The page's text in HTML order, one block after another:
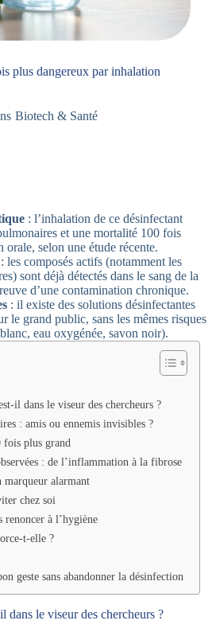
plus dangereux par inhalation
Biotech & Santé
: l’inhalation de ce désinfectant
et une mortalité 100 fois
orale, selon une étude récente.
: les composés actifs (notamment les
sont déjà détectés dans le sang de la
d’une contamination chronique.
: il existe des solutions désinfectantes
le grand public, sans les mêmes risques
eau oxygénée, savon noir).
il dans le viseur des chercheurs ?
: amis ou ennemis invisibles ?
plus grand
: de l’inflammation à la fibrose
marqueur alarmant
chez soi
renoncer à l’hygiène
t-elle ?
geste sans abandonner la désinfection
dans le viseur des chercheurs ?